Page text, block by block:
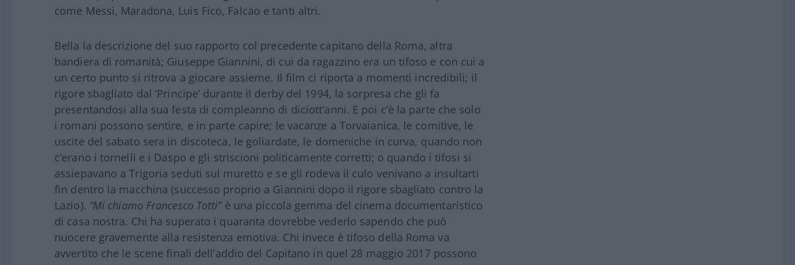
come Messi, Maradona, Luis Fico, Falcao e tanti altri.
Bella la descrizione del suo rapporto col precedente capitano della Roma, altra
bandiera di romanità; Giuseppe Giannini, di cui da ragazzino era un tifoso e con cui a
un certo punto si ritrova a giocare assieme. Il film ci riporta a momenti incredibili; il
rigore sbagliato dal ‘Principe’ durante il derby del 1994, la sorpresa che gli fa
presentandosi alla sua festa di compleanno di diciott’anni. E poi c’è la parte che solo
i romani possono sentire, e in parte capire; le vacanze a Torvaianica, le comitive, le
uscite del sabato sera in discoteca, le goliardate, le domeniche in curva, quando non
c’erano i tornelli e i Daspo e gli striscioni politicamente corretti; o quando i tifosi si
assiepavano a Trigoria seduti sul muretto e se gli rodeva il culo venivano a insultarti
fin dentro la macchina (successo proprio a Giannini dopo il rigore sbagliato contro la
Lazio). “Mi chiamo Francesco Totti”è una piccola gemma del cinema documentaristico
di casa nostra. Chi ha superato i quaranta dovrebbe vederlo sapendo che può
nuocere gravemente alla resistenza emotiva. Chi invece è tifoso della Roma va
avvertito che le scene finali dell’addio del Capitano in quel 28 maggio 2017 possono